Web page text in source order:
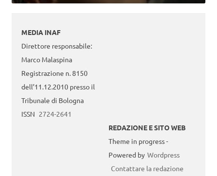
MEDIA INAF
Direttore responsabile:
Marco Malaspina
Registrazione n. 8150
dell’11.12.2010 presso il
Tribunale di Bologna
ISSN 2724-2641
REDAZIONE E SITO WEB
Theme in progress -
Powered by Wordpress
Contattare la redazione